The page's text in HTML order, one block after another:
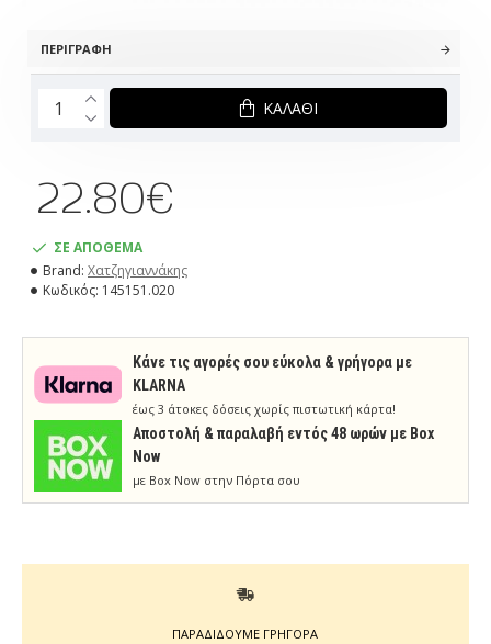
ΠΕΡΙΓΡΑΦΉ
ΣΕ ΑΠΟΘΕΜΑ
Brand: Χατζηγιαννάκης
Κωδικός: 145151.020
22.80€
ΚΑΛΆΘΙ
Κάνε τις αγορές σου εύκολα & γρήγορα με
KLARNA
έως 3 άτοκες δόσεις χωρίς πιστωτική κάρτα!
Aποστολή & παραλαβή εντός 48 ωρών με Box
Now
με Box Now στην Πόρτα σου
ΠΑΡΑΔΙΔΟΥΜΕ ΓΡΗΓΟΡΑ